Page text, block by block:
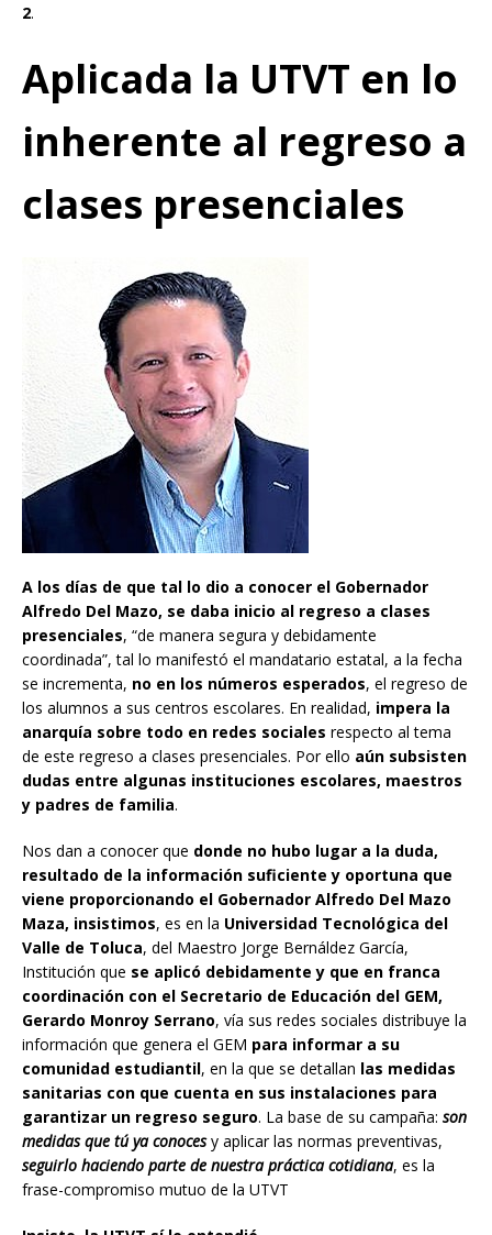
2.
Aplicada la UTVT en lo
inherente al regreso a
clases presenciales
A los días de que tal lo dio a conocer el Gobernador
Alfredo Del Mazo, se daba inicio al regreso a clases
presenciales, “de manera segura y debidamente
coordinada”, tal lo manifestó el mandatario estatal, a la fecha
se incrementa, no en los números esperados, el regreso de
los alumnos a sus centros escolares. En realidad, impera la
anarquía sobre todo en redes sociales respecto al tema
de este regreso a clases presenciales. Por ello aún subsisten
dudas entre algunas instituciones escolares, maestros
y padres de familia.
Nos dan a conocer que donde no hubo lugar a la duda,
resultado de la información suficiente y oportuna que
viene proporcionando el Gobernador Alfredo Del Mazo
Maza, insistimos, es en la Universidad Tecnológica del
Valle de Toluca, del Maestro Jorge Bernáldez García,
Institución que se aplicó debidamente y que en franca
coordinación con el Secretario de Educación del GEM,
Gerardo Monroy Serrano, vía sus redes sociales distribuye la
información que genera el GEM para informar a su
comunidad estudiantil, en la que se detallan las medidas
sanitarias con que cuenta en sus instalaciones para
garantizar un regreso seguro. La base de su campaña: son
medidas que tú ya conocesy aplicar las normas preventivas,
seguirlo haciendo parte de nuestra práctica cotidiana, es la
frase-compromiso mutuo de la UTVT